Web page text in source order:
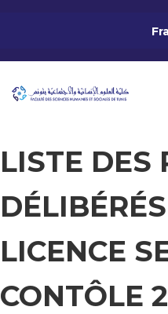
LISTE DES
LICENCE
CONTÔLE